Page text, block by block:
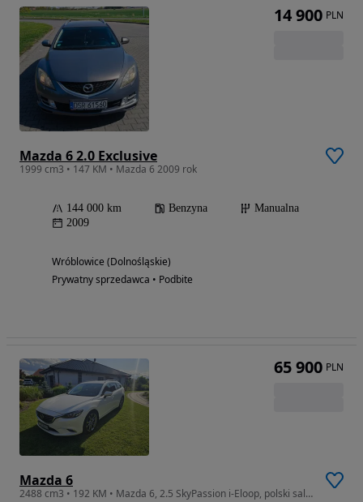
Mazda 6 2.0 Exclusive
1999 cm3 • 147 KM • Mazda 6 2009 rok
144 000 km Benzyna
Manualna
2009
Wróblowice (Dolnośląskie)
Prywatny sprzedawca • Podbite
14 900 PLN
Mazda 6
2488 cm3 • 192 KM • Mazda 6, 2.5 SkyPassion i-Eloop, polski salon, pierwszy właściciel
65 900 PLN